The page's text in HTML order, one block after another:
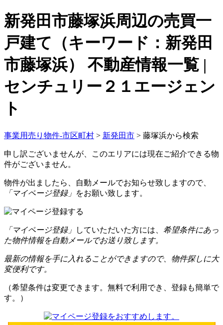
新発田市藤塚浜周辺の売買一
戸建て（キーワード：新発田
市藤塚浜） 不動産情報一覧 |
センチュリー２１エージェン
ト
事業用売り物件-市区町村 > 新発田市 > 藤塚浜から検索
申し訳ございませんが、このエリアには現在ご紹介できる物
件がございません。
物件が出ましたら、自動メールでお知らせ致しますので、
「マイページ登録」 をお願い致します。
「マイページ登録」 していただいた方には、 希望条件にあっ
た物件情報を自動メールでお送り致します。
最新の情報を手に入れることができますので、物件探しに大
変便利です。
（希望条件は変更できます。無料で利用でき、登録も簡単で
す。）